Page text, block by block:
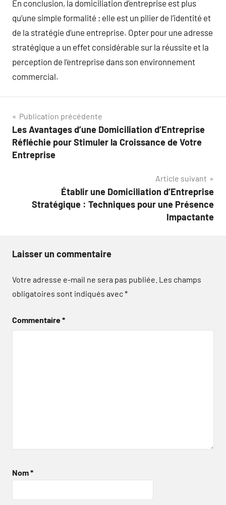
En conclusion, la domiciliation d’entreprise est plus
qu’une simple formalité ; elle est un pilier de l’identité et
de la stratégie d’une entreprise. Opter pour une adresse
stratégique a un effet considérable sur la réussite et la
perception de l’entreprise dans son environnement
commercial.
Navigation
de
l’article
Publication précédente
Les Avantages d’une Domiciliation d’Entreprise
Réfléchie pour Stimuler la Croissance de Votre
Entreprise
Article suivant
Établir une Domiciliation d’Entreprise
Stratégique : Techniques pour une Présence
Impactante
Laisser un commentaire
Votre adresse e-mail ne sera pas publiée. Les champs
obligatoires sont indiqués avec*
Commentaire*
Nom*